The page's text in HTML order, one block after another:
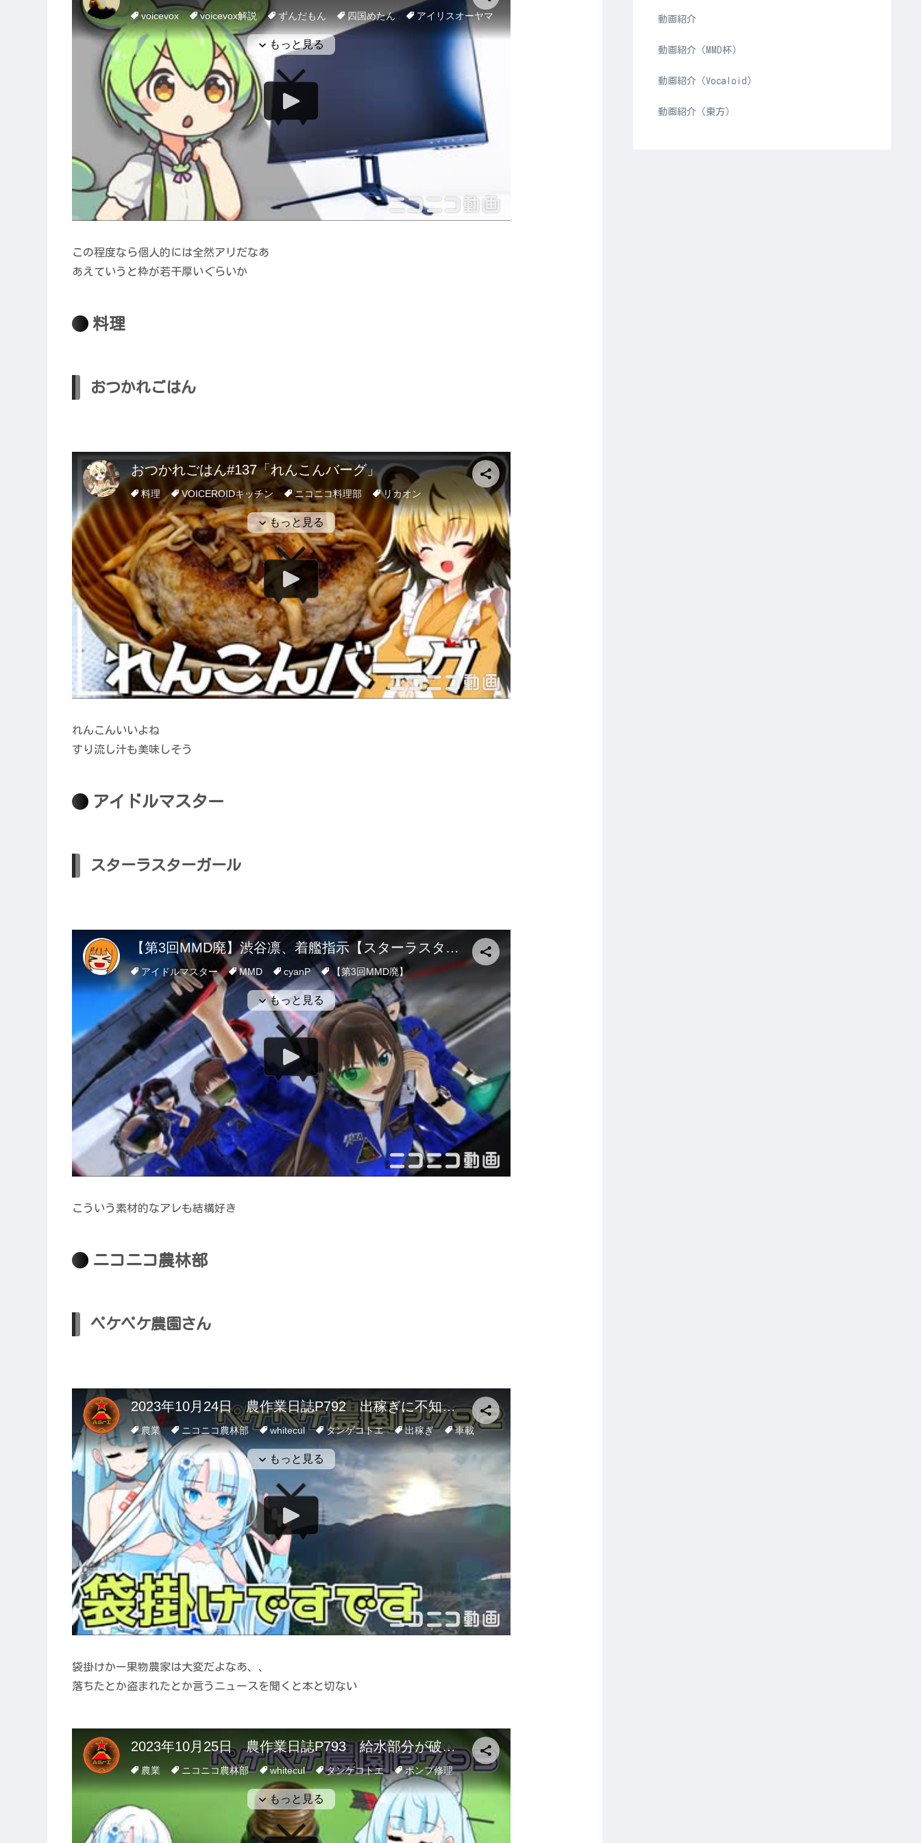
この程度なら個人的には全然アリだなあ
あえていうと枠が若干厚いぐらいか
料理
おつかれごはん
れんこんいいよね
すり流し汁も美味しそう
アイドルマスター
スターラスターガール
こういう素材的なアレも結構好き
ニコニコ農林部
ペケペケ農園さん
袋掛けかー果物農家は大変だよなあ、、
落ちたとか盗まれたとか言うニュースを聞くと本と切ない
動画紹介
動画紹介（MMD杯）
動画紹介（Vocaloid）
動画紹介（東方）